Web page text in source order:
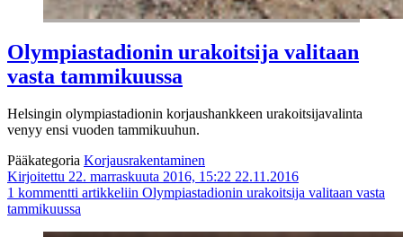
Olympiastadionin urakoitsija valitaan
vasta tammikuussa
Helsingin olympiastadionin korjaushankkeen urakoitsijavalinta
venyy ensi vuoden tammikuuhun.
Pääkategoria Korjausrakentaminen
Kirjoitettu 22. marraskuuta 2016, 15:22 22.11.2016
1 kommentti artikkeliin Olympiastadionin urakoitsija valitaan vasta
tammikuussa